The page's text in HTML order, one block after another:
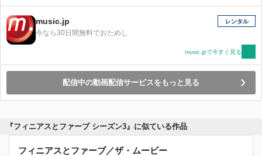
music.jp
今なら30日間無料でおためし
レンタル
music.jpで今すぐ見る
配信中の動画配信サービスをもっと見る
『フィニアスとファーブ シーズン3』に似ている作品
フィニアスとファーブ／ザ・ムービー